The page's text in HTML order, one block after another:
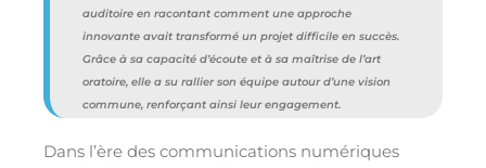
auditoire en racontant comment une approche
innovante avait transformé un projet difficile en succès.
Grâce à sa capacité d’écoute et à sa maîtrise de l’art
oratoire, elle a su rallier son équipe autour d’une vision
commune, renforçant ainsi leur engagement.
Dans l’ère des communications numériques